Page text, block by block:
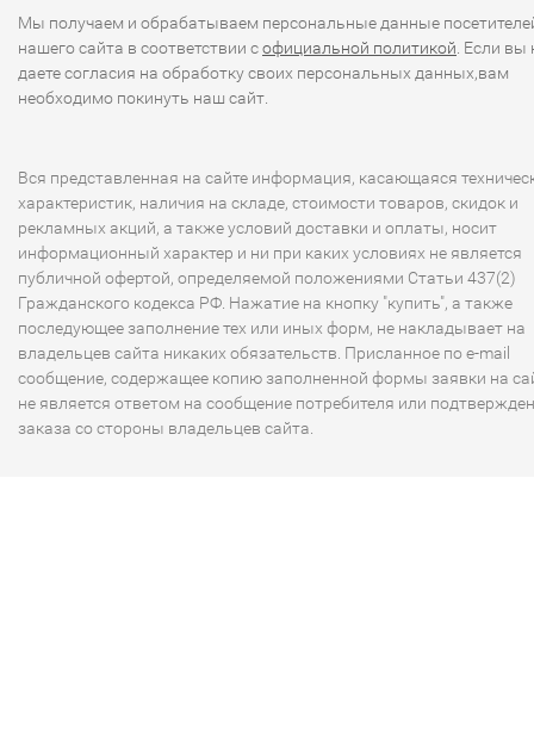
Мы получаем и обрабатываем персональные данные
нашего сайта в соответствии софициальной политикой . Если вы
даете согласия на обработку своих персональных данных,вам
необходимо покинуть наш сайт.
Вся представленная на сайте информация, касающаяся
характеристик, наличия на складе, стоимости товаров, скидок и
рекламных акций, а также условий доставки и оплаты, носит
информационный характер и ни при каких условиях не является
публичной офертой, определяемой положениями Статьи 437(2)
Гражданского кодекса РФ. Нажатие на кнопку "купить", а также
последующее заполнение тех или иных форм, не накладывает на
владельцев сайта никаких обязательств. Присланное по e-mail
сообщение, содержащее копию заполненной формы заявки на
не является ответом на сообщение потребителя или
заказа со стороны владельцев сайта.